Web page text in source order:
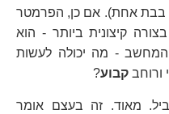
בבת אחת). אם כן, הפרמטר
קיצונית ביותר - הוא
- מה יכולה לעשות
ורוחב קבוע?
מאוד. זה בעצם אומר